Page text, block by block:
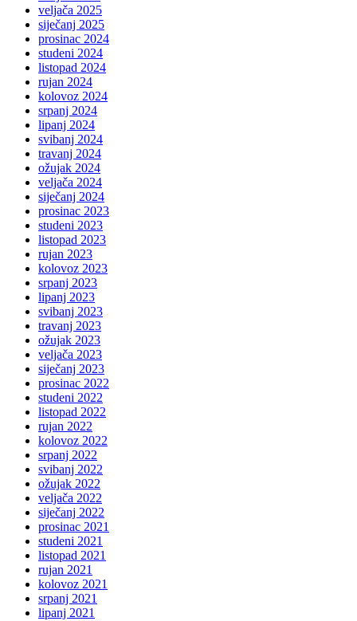
veljača 2025
siječanj 2025
prosinac 2024
studeni 2024
listopad 2024
rujan 2024
kolovoz 2024
srpanj 2024
lipanj 2024
svibanj 2024
travanj 2024
ožujak 2024
veljača 2024
siječanj 2024
prosinac 2023
studeni 2023
listopad 2023
rujan 2023
kolovoz 2023
srpanj 2023
lipanj 2023
svibanj 2023
travanj 2023
ožujak 2023
veljača 2023
siječanj 2023
prosinac 2022
studeni 2022
listopad 2022
rujan 2022
kolovoz 2022
srpanj 2022
svibanj 2022
ožujak 2022
veljača 2022
siječanj 2022
prosinac 2021
studeni 2021
listopad 2021
rujan 2021
kolovoz 2021
srpanj 2021
lipanj 2021